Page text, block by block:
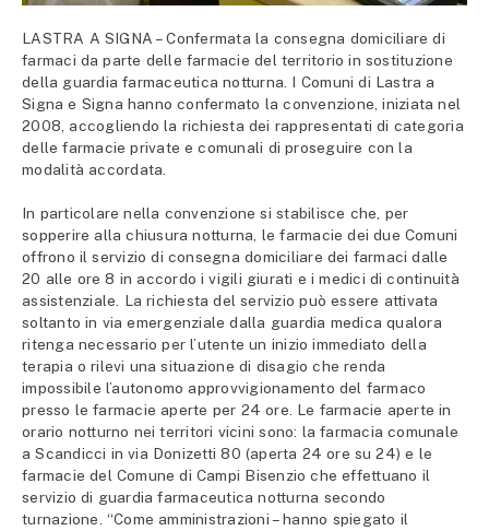
LASTRA A SIGNA – Confermata la consegna domiciliare di
farmaci da parte delle farmacie del territorio in sostituzione
della guardia farmaceutica notturna. I Comuni di Lastra a
Signa e Signa hanno confermato la convenzione, iniziata nel
2008, accogliendo la richiesta dei rappresentati di categoria
delle farmacie private e comunali di proseguire con la
modalità accordata.
In particolare nella convenzione si stabilisce che, per
sopperire alla chiusura notturna, le farmacie dei due Comuni
offrono il servizio di consegna domiciliare dei farmaci dalle
20 alle ore 8 in accordo i vigili giurati e i medici di continuità
assistenziale. La richiesta del servizio può essere attivata
soltanto in via emergenziale dalla guardia medica qualora
ritenga necessario per l’utente un inizio immediato della
terapia o rilevi una situazione di disagio che renda
impossibile l’autonomo approvvigionamento del farmaco
presso le farmacie aperte per 24 ore. Le farmacie aperte in
orario notturno nei territori vicini sono: la farmacia comunale
a Scandicci in via Donizetti 80 (aperta 24 ore su 24) e le
farmacie del Comune di Campi Bisenzio che effettuano il
servizio di guardia farmaceutica notturna secondo
turnazione. “Come amministrazioni – hanno spiegato il